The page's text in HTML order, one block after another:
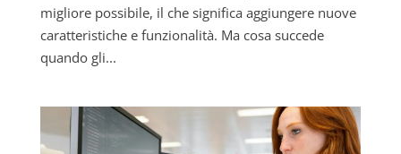
migliore possibile, il che significa aggiungere nuove
caratteristiche e funzionalità. Ma cosa succede
quando gli...